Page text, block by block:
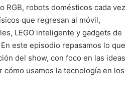
RGB, robots domésticos cada vez
que regresan al móvil,
LEGO inteligente y gadgets de
este episodio repasamos lo que
del show, con foco en las ideas
cómo usamos la tecnología en los